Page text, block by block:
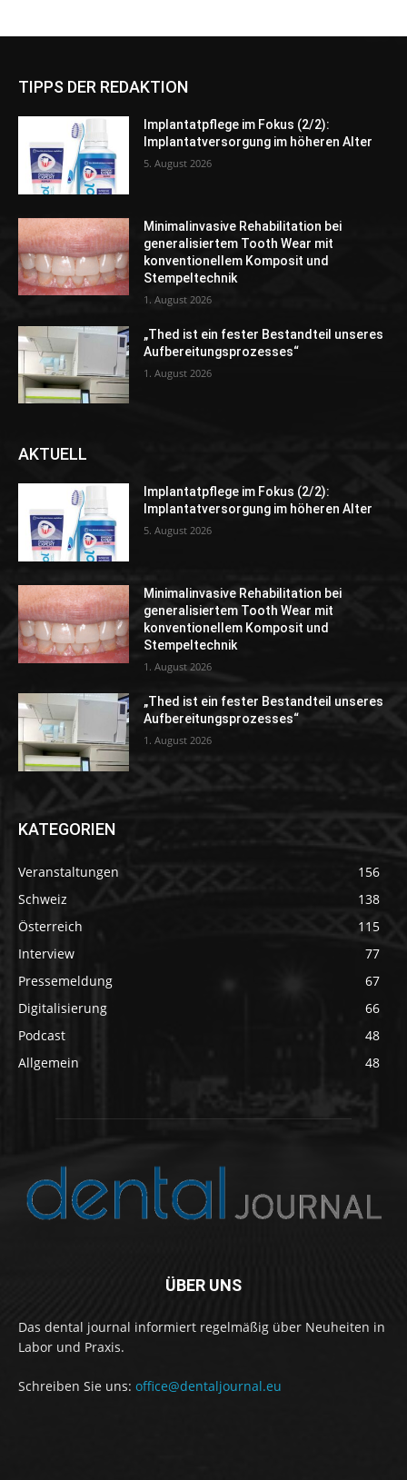
TIPPS DER REDAKTION
Implantatpflege im Fokus (2/2):
Implantatversorgung im höheren Alter
5. August 2026
Minimalinvasive Rehabilitation bei
generalisiertem Tooth Wear mit
konventionellem Komposit und
Stempeltechnik
1. August 2026
„Thed ist ein fester Bestandteil unseres
Aufbereitungsprozesses“
1. August 2026
AKTUELL
Implantatpflege im Fokus (2/2):
Implantatversorgung im höheren Alter
5. August 2026
Minimalinvasive Rehabilitation bei
generalisiertem Tooth Wear mit
konventionellem Komposit und
Stempeltechnik
1. August 2026
„Thed ist ein fester Bestandteil unseres
Aufbereitungsprozesses“
1. August 2026
KATEGORIEN
Veranstaltungen
156
Schweiz
138
Österreich
115
Interview
77
Pressemeldung
67
Digitalisierung
66
Podcast
48
Allgemein
48
ÜBER UNS
Das dental journal informiert regelmäßig über Neuheiten in
Labor und Praxis.
Schreiben Sie uns: office@dentaljournal.eu